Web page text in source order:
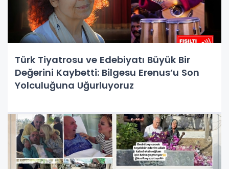
Türk Tiyatrosu ve Edebiyatı Büyük Bir
Değerini Kaybetti: Bilgesu Erenus’u Son
Yolculuğuna Uğurluyoruz